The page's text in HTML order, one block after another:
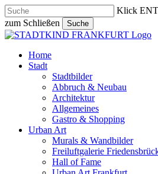
Skip
to
main
content
Klick
zum Schließen
Suche
Close
search
Menu
Home
Stadt
Stadtbilder
Abbruch & Neubau
Architektur
Allgemeines
Gastro & Shopping
Urban Art
Murals & Wandbilder
Freiluftgalerie
Hall of Fame